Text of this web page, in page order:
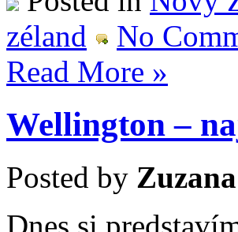
zéland
No
Read More »
Wellington –
Posted by
Dnes si